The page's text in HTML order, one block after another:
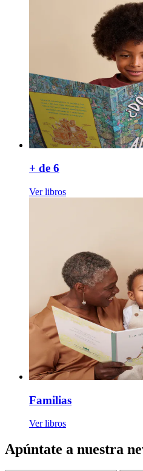
+ de 6
Ver libros
Familias
Ver libros
Apúntate a nuestra